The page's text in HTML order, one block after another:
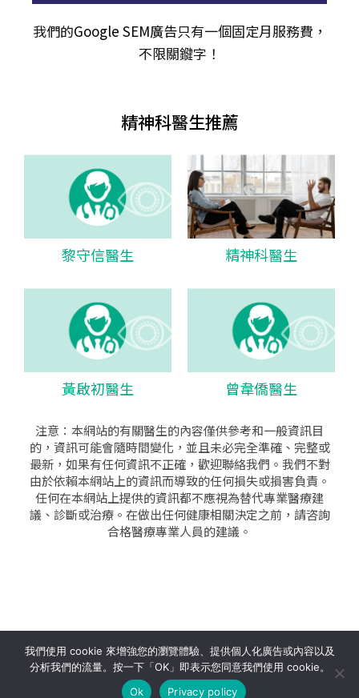
我們的Google SEM廣告只有一個固定月服務費，
不限關𨫡字！
精神科醫生推薦
黎守信醫生 精神科醫生
黃啟初醫生 曾韋僑醫生
注意：本網站的有關醫生的內容僅供參考和一般資訊目
的，資訊可能會隨時間變化，並且未必完全準確、完整或
最新，如果有任何資訊不正確，歡迎聯絡我們。我們不對
由於依賴本網站上的資訊而導致的任何損失或損害負責。
任何在本網站上提供的資訊都不應視為替代專業醫療建
議、診斷或治療。在做出任何健康相關決定之前，請咨詢
合格醫療專業人員的建議。
隱私政策 使用條款
seo公司|sem公司|網頁設計|網頁設計公司by isualsense
我們使用 cookie 來增強您的瀏覽體驗、提供個人化廣告或內容以及
分析我們的流量。按一下「OK」即表示您同意我們使用 cookie。
Ok
Privacy policy